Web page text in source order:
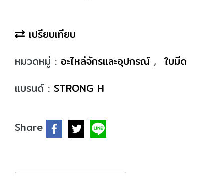
เปรียบเทียบ
หมวดหมู่ : อะไหล่จักรและอุปกรณ์ , ใบมีด
แบรนด์ : STRONG H
Share